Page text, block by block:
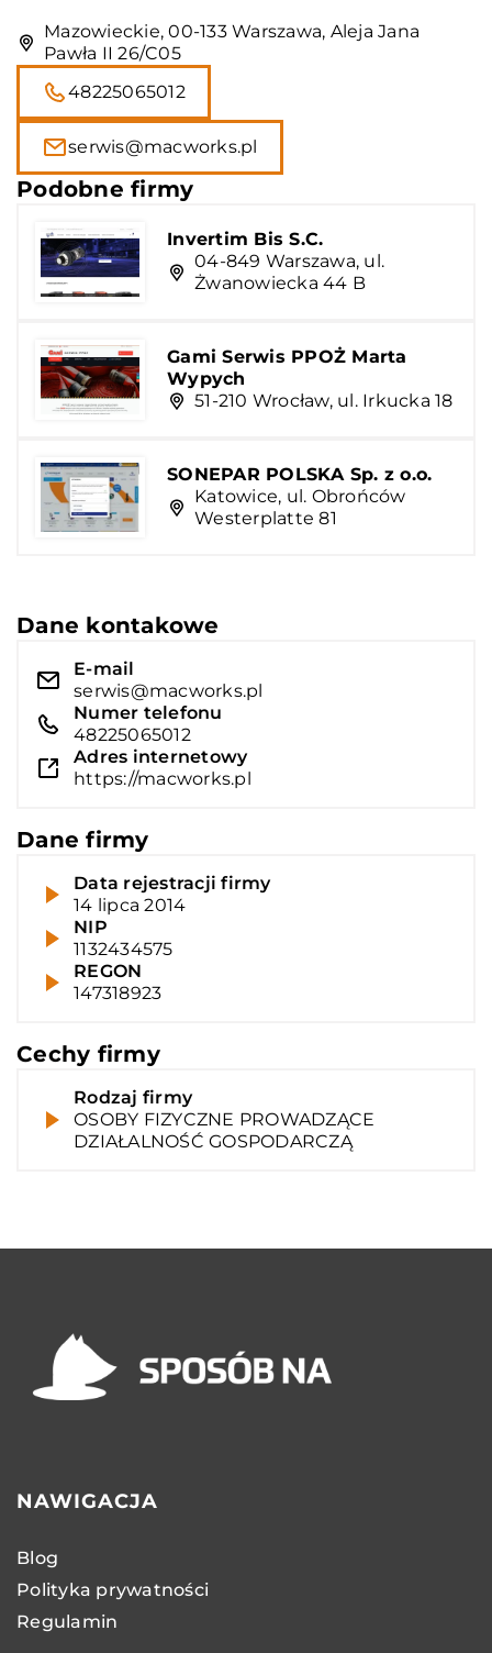
Mazowieckie, 00-133 Warszawa, Aleja Jana
Pawła II 26/C05
48225065012
serwis@macworks.pl
Podobne firmy
Invertim Bis S.C.
04-849 Warszawa, ul.
Żwanowiecka 44 B
Gami Serwis PPOŻ Marta
Wypych
51-210 Wrocław, ul. Irkucka 18
SONEPAR POLSKA Sp. z o.o.
Katowice, ul. Obrońców
Westerplatte 81
Dane kontakowe
E-mail
serwis@macworks.pl
Numer telefonu
48225065012
Adres internetowy
https://macworks.pl
Dane firmy
Data rejestracji firmy
14 lipca 2014
NIP
1132434575
REGON
147318923
Cechy firmy
Rodzaj firmy
OSOBY FIZYCZNE PROWADZĄCE
DZIAŁALNOŚĆ GOSPODARCZĄ
NAWIGACJA
Blog
Polityka prywatności
Regulamin